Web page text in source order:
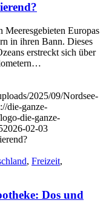
Meeresgebieten Europas
in ihren Bann. Dieses
erstreckt sich über
2025/09/Nordsee-
die-ganze-
die-ganze-
2026-02-03
, Freizeit,
Dos und